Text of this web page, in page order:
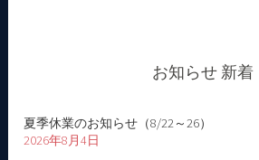
ョ
お知らせ 新着
夏季休業のお知らせ（8/22～26）
2026年8月4日